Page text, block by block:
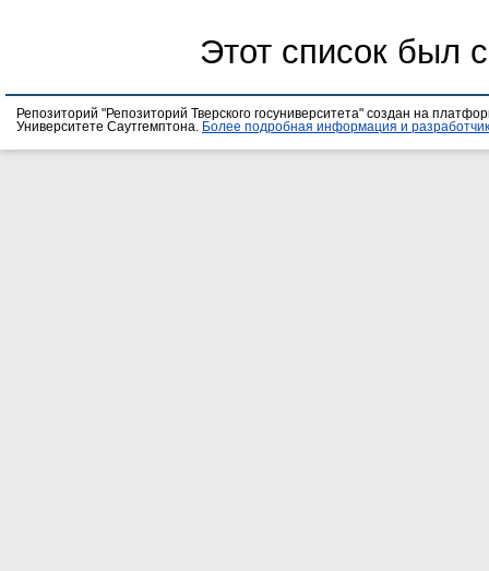
Этот список был
Репозиторий "Репозиторий Тверского госуниверситета" создан на
Университете Саутгемптона.
Более подробная информация и